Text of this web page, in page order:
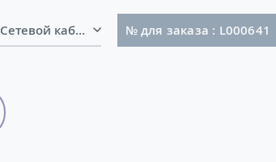
220 V; 60 Hz / 230 V; 50 Hz , Сетевой кабель с угловым штекером (BS1363)
№ для заказа : L000641